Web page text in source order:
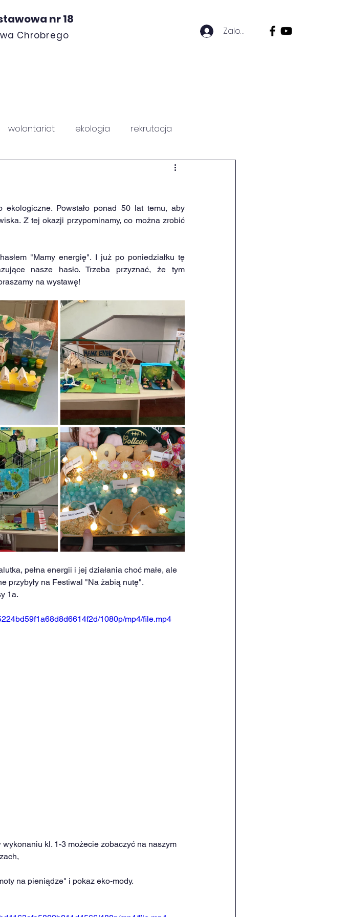
nr 18
Chrobrego Zaloguj się
wolontariat ekologia rekrutacja
Powstało ponad 50 lat temu, aby
Z tej okazji przypominamy, co można zrobić
"Mamy energię". I już po poniedziałku tę
nasze hasło. Trzeba przyznać, że tym
na wystawę!
pełna energii i jej działania choć małe, ale
przybyły na Festiwal "Na żabią nutę".
1a.
1080p/mp4/file.mp4
kl. 1-3 możecie zobaczyć na naszym
na pieniądze" i pokaz eko-mody.